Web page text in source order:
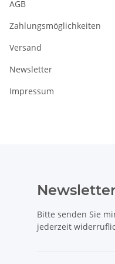
AGB
Zahlungsmöglichkeiten
Versand
Newsletter
Impressum
Bitte senden Sie
jederzeit